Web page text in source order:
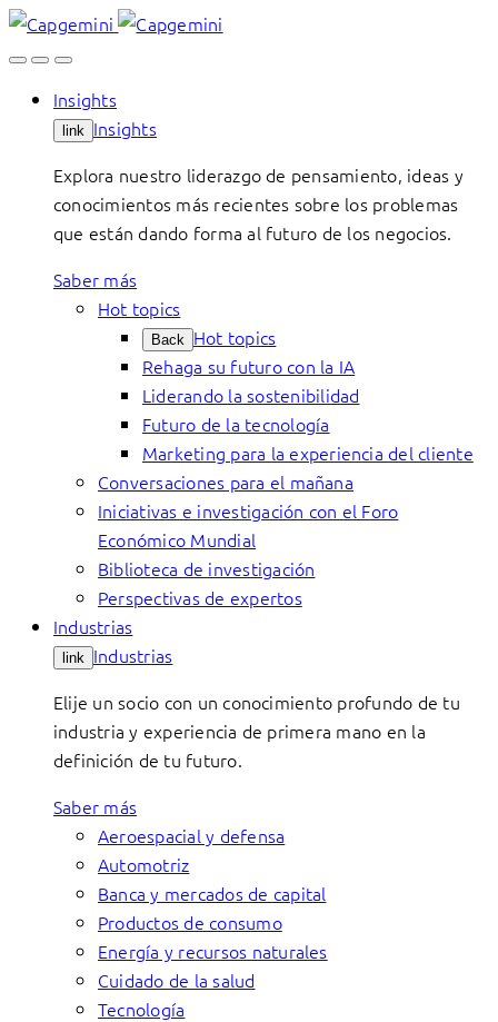
Skip
to
Insights
link Insights
Explora nuestro liderazgo de pensamiento, ideas y
conocimientos más recientes sobre los problemas
que están dando forma al futuro de los negocios.
Saber más
Hot topics
Back Hot topics
Rehaga su futuro con la IA
Liderando la sostenibilidad
Futuro de la tecnología
Marketing para la experiencia del cliente
Conversaciones para el mañana
Iniciativas e investigación con el Foro
Económico Mundial
Biblioteca de investigación
Perspectivas de expertos
Industrias
link Industrias
Elije un socio con un conocimiento profundo de tu
industria y experiencia de primera mano en la
definición de tu futuro.
Saber más
Aeroespacial y defensa
Automotriz
Banca y mercados de capital
Productos de consumo
Energía y recursos naturales
Cuidado de la salud
Tecnología